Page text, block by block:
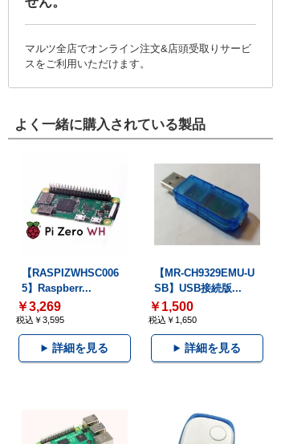
マルツ全店でオンライン注文&店頭受取りサービ
スをご利用いただけます。
よく一緒に購入されている製品
【RASPIZWHSC006
5】Raspberr...
￥3,269
税込￥3,595
詳細を見る
【MR-CH9329EMU-U
SB】USB接続版...
￥1,500
税込￥1,650
詳細を見る